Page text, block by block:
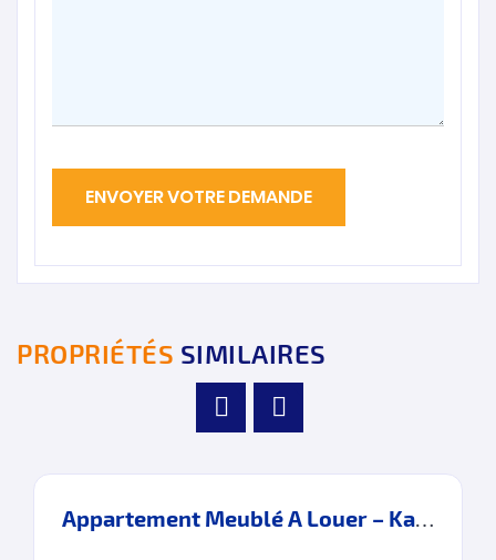
PROPRIÉTÉS SIMILAIRES
Appartement Meublé A Louer – Kawacim – Tanger